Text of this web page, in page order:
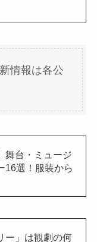
情報は各公
舞台・ミュージ
16選！服装から
ー」は観劇の何